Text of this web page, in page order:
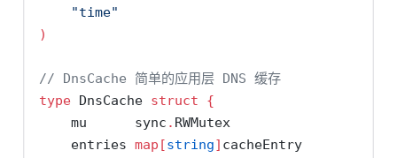
"time"
)
// DnsCache 简单的应用层 DNS 缓存
type DnsCache struct
{
    mu      sync
. RWMutex
    entries
map [string] cacheEntry